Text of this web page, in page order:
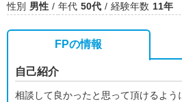
性別 男性 年代 50代 経験年数 11年
FPの情報
自己紹介
相談して良かったと思って頂けるよ